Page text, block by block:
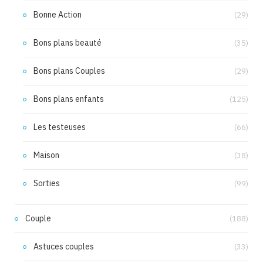
Bonne Action (29)
Bons plans beauté (35)
Bons plans Couples (29)
Bons plans enfants (125)
Les testeuses (66)
Maison (38)
Sorties (99)
Couple (188)
Astuces couples (33)